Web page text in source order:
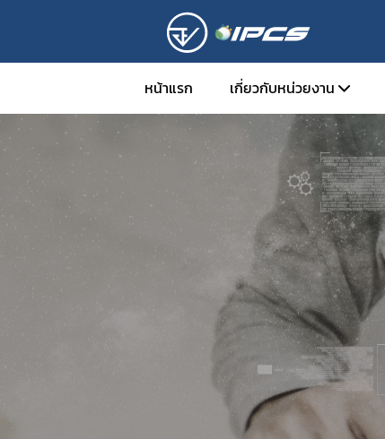
หน้าแรก เกี่ยวกับหน่วยงาน
หน้าที่ความรับผิดชอบ
ติดต่อเรา